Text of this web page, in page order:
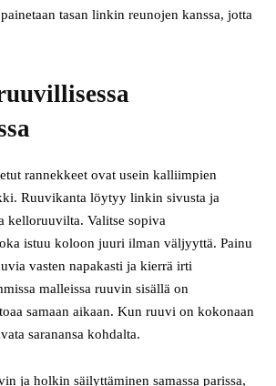
tasan linkin reunojen kanssa, jotta
rannekkeet ovat usein kalliimpien
Ruuvikanta löytyy linkin sivusta ja
kelloruuvilta. Valitse sopiva
istuu koloon juuri ilman väljyyttä. Painu
vasten napakasti ja kierrä irti
malleissa ruuvin sisällä on
samaan aikaan. Kun ruuvi on kokonaan
saranansa kohdalta.
ja holkin säilyttäminen samassa parissa,